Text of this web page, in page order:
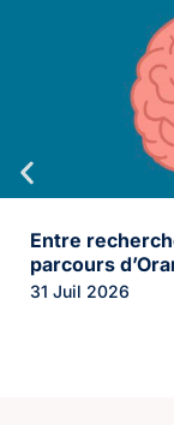
Entre
parcours
31 Juil 2026